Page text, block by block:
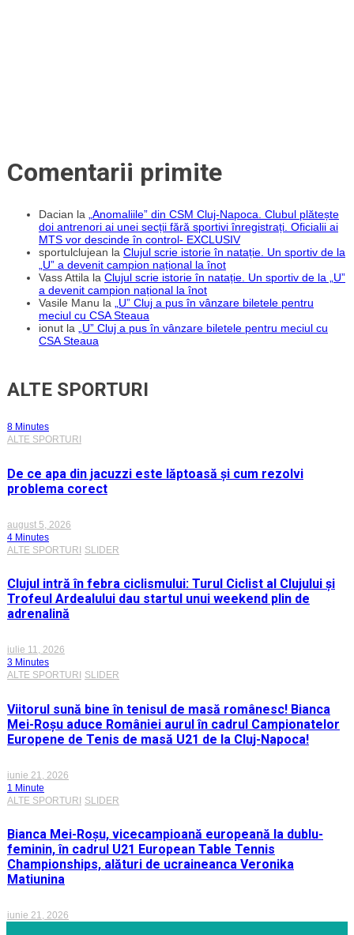
Comentarii primite
Dacian la „Anomaliile” din CSM Cluj-Napoca. Clubul plătește
doi antrenori ai unei secții fără sportivi înregistrați. Oficialii ai
MTS vor descinde în control- EXCLUSIV
sportulclujean la Clujul scrie istorie în natație. Un sportiv de la
„U” a devenit campion național la înot
Vass Attila la Clujul scrie istorie în natație. Un sportiv de la „U”
a devenit campion național la înot
Vasile Manu la „U” Cluj a pus în vânzare biletele pentru
meciul cu CSA Steaua
ionut la „U” Cluj a pus în vânzare biletele pentru meciul cu
CSA Steaua
ALTE SPORTURI
8 Minutes
ALTE SPORTURI
De ce apa din jacuzzi este lăptoasă și cum rezolvi
problema corect
august 5, 2026
4 Minutes
ALTE SPORTURI SLIDER
Clujul intră în febra ciclismului: Turul Ciclist al Clujului și
Trofeul Ardealului dau startul unui weekend plin de
adrenalină
iulie 11, 2026
3 Minutes
ALTE SPORTURI
SLIDER
Viitorul sună bine în tenisul de masă românesc! Bianca
Mei-Roșu aduce României aurul în cadrul Campionatelor
Europene de Tenis de masă U21 de la Cluj-Napoca!
iunie 21, 2026
1 Minute
ALTE SPORTURI SLIDER
Bianca Mei-Roșu, vicecampioană europeană la dublu-
feminin, în cadrul U21 European Table Tennis
Championships, alături de ucraineanca Veronika
Matiunina
iunie 21, 2026